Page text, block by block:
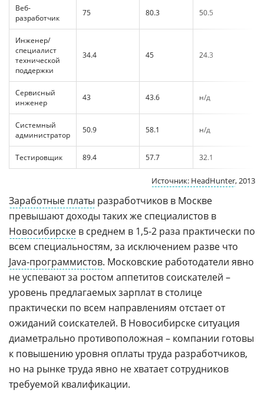
Веб-
разработчик
75 80.3 50.5
Инженер/
специалист
технической
поддержки
34.4 45 24.3
Сервисный
инженер
43 43.6 н/д
Системный
администратор
50.9 58.1 н/д
Тестировщик 89.4 57.7 32.1
Источник: HeadHunter, 2013
Заработные платы разработчиков в Москве
превышают доходы таких же специалистов в
Новосибирске в среднем в 1,5-2 раза практически по
всем специальностям, за исключением разве что
Java-программистов. Московские работодатели явно
не успевают за ростом аппетитов соискателей –
уровень предлагаемых зарплат в столице
практически по всем направлениям отстает от
ожиданий соискателей. В Новосибирске ситуация
диаметрально противоположная – компании готовы
к повышению уровня оплаты труда разработчиков,
но на рынке труда явно не хватает сотрудников
требуемой квалификации.